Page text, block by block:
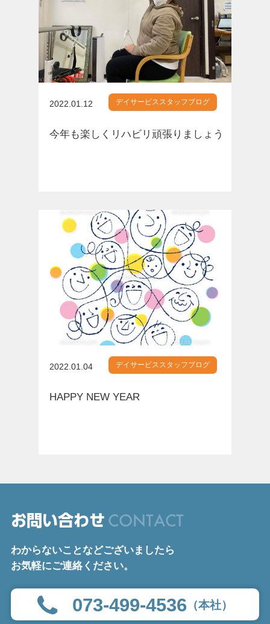
2022.01.12 デイサービススタッフブログ
今年も楽しくリハビリ頑張りましょう
2022.01.04 デイサービススタッフブログ
HAPPY NEW YEAR
お問い合わせ CONTACT
わからないことなどございましたら
お気軽にご連絡ください。
073-499-4536 （本社）